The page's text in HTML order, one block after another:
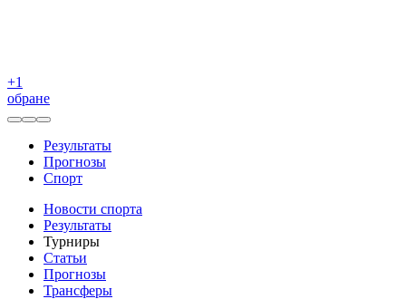
+1
обране
Результаты
Прогнозы
Спорт
Новости спорта
Результаты
Турниры
Статьи
Прогнозы
Трансферы